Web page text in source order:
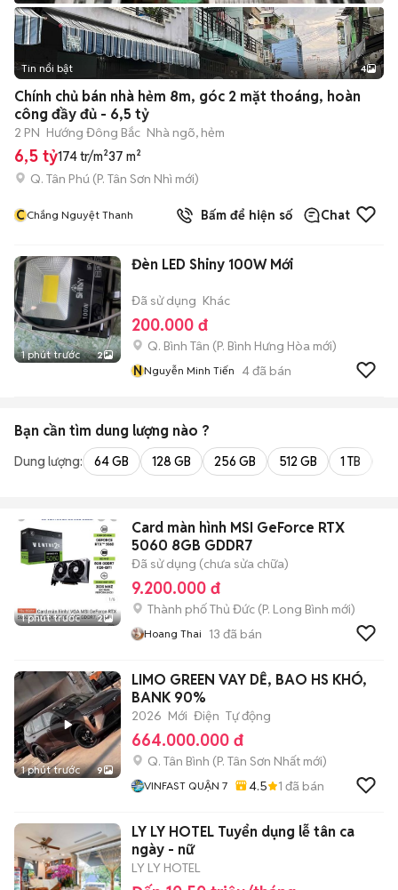
Tin nổi bật 4
Chính chủ bán nhà hẻm 8m, góc 2 mặt thoáng, hoàn
công đầy đủ - 6,5 tỷ
2 PN Hướng Đông Bắc Nhà ngõ, hẻm
6,5 tỷ174 tr/m²37 m²
Q. Tân Phú (P. Tân Sơn Nhì mới)
CChắng Nguyệt Thanh Bấm để hiện số Chat
1 phút trước 2
Đèn LED Shiny 100W Mới
Đã sử dụng Khác
200.000 đ
Q. Bình Tân (P. Bình Hưng Hòa mới)
NNguyễn Minh Tiến 4đã bán
Bạn cần tìm dung lượng nào ?
Dung lượng: 64 GB 128 GB 256 GB 512 GB 1 TB
1 phút trước 2
Card màn hình MSI GeForce RTX
5060 8GB GDDR7
Đã sử dụng (chưa sửa chữa)
9.200.000 đ
Thành phố Thủ Đức (P. Long Bình mới)
Hoang Thai 13 đã bán
1 phút trước 9
LIMO GREEN VAY DỄ, BAO HS KHÓ,
BANK 90%
2026 Mới Điện Tự động
664.000.000 đ
Q. Tân Bình (P. Tân Sơn Nhất mới)
VINFAST QUẬN 7 4.5 1 đã bán
LY LY HOTEL Tuyển dụng lễ tân ca
ngày - nữ
LY LY HOTEL